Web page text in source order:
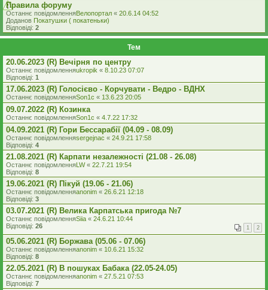
Правила форуму
Останнє повідомленняВелопортал « 20.6.14 04:52
Доданов Покатушки ( покатеньки)
Відповіді: 2
Тем
20.06.2023 (R) Вечірня по центру
Останнє повідомленняukropik « 8.10.23 07:07
Відповіді: 1
17.06.2023 (R) Голосієво - Корчувати - Ведро - ВДНХ
Останнє повідомленняSon1c « 13.6.23 20:05
09.07.2022 (R) Козинка
Останнє повідомленняSon1c « 4.7.22 17:32
04.09.2021 (R) Гори Бессарабії (04.09 - 08.09)
Останнє повідомленняsergejnac « 24.9.21 17:58
Відповіді: 4
21.08.2021 (R) Карпати незалежності (21.08 - 26.08)
Останнє повідомленняLW« 22.7.21 19:54
Відповіді: 8
19.06.2021 (R) Пікуй (19.06 - 21.06)
Останнє повідомленняanonim « 26.6.21 12:18
Відповіді: 3
03.07.2021 (R) Велика Карпатська пригода №7
Останнє повідомленняSiia « 24.6.21 10:44
Відповіді: 26 1 2
05.06.2021 (R) Боржава (05.06 - 07.06)
Останнє повідомленняanonim « 10.6.21 15:32
Відповіді: 8
22.05.2021 (R) В пошуках Бабака (22.05-24.05)
Останнє повідомленняanonim « 27.5.21 07:53
Відповіді: 7